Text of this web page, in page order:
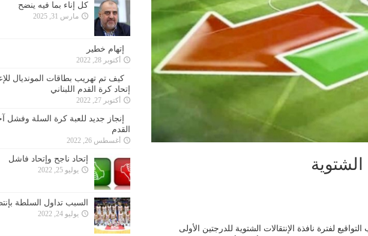
الشتوية
لفترة نافذة الإنتقالات الشتوية للدرجتين الأولى
كل إناء بما فيه ينضح
مارس 31, 2025
إتهام خطير
أكتوبر 28, 2022
كيف تم تهريب بطاقات المونديال
إتحاد كرة القدم اللبناني
أكتوبر 27, 2022
إنجاز جديد للعبة كرة السلة وفشل
القدم
أغسطس 26, 2022
إتحاد ناجح وإتحاد فاشل
يوليو 25, 2022
السبب تداول السلطة
يوليو 24, 2022